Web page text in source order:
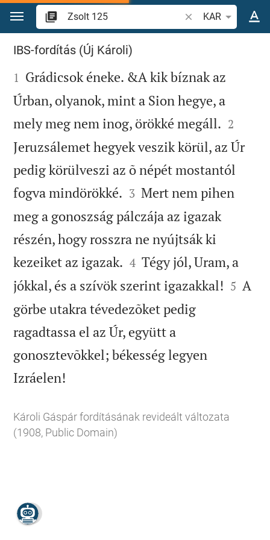
Ugrás a tartalomra
Igevers vagy szó
KAR
Zsolt 125
IBS-fordítás (Új Károli)

1 Grádicsok éneke. &A kik bíznak az
Úrban, olyanok, mint a Sion hegye, a
mely meg nem inog, örökké megáll. 

2
Jeruzsálemet hegyek veszik körül, az Úr
pedig körülveszi az õ népét mostantól
fogva mindörökké. 

3 Mert nem pihen
meg a gonoszság pálczája az igazak
részén, hogy rosszra ne nyújtsák ki
kezeiket az igazak. 

4 Tégy jól, Uram, a
jókkal, és a szívök szerint igazakkal! 

5 A
görbe utakra tévedezõket pedig
ragadtassa el az Úr, együtt a
gonosztevõkkel; békesség legyen
Izráelen!
Károli Gáspár fordításának revideált változata
(1908, Public Domain)